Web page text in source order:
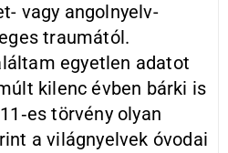
vagy angolnyelv-
traumától.
egyetlen adatot
kilenc évben bárki is
törvény olyan
a világnyelvek óvodai